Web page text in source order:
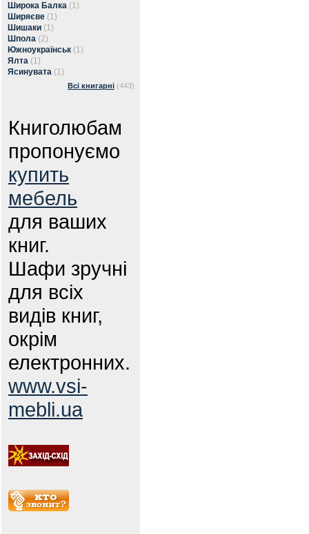
Широка Балка (1)
Ширяєве (1)
Шишаки (1)
Шпола (2)
Южноукраїнськ (1)
Ялта (1)
Ясинувата (1)
Всі книгарні (443)
Книголюбам
пропонуємо
купить
мебель
для ваших
книг.
Шафи зручні
для всіх
видів книг,
окрім
електронних.
www.vsi-
mebli.ua